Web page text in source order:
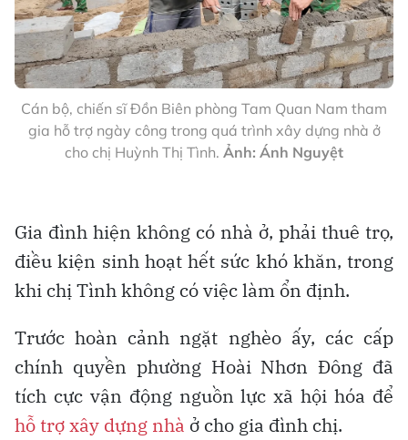
Cán bộ, chiến sĩ Đồn Biên phòng Tam Quan Nam tham
gia hỗ trợ ngày công trong quá trình xây dựng nhà ở
cho chị Huỳnh Thị Tình. Ảnh: Ánh Nguyệt
Gia đình hiện không có nhà ở, phải thuê trọ,
điều kiện sinh hoạt hết sức khó khăn, trong
khi chị Tình không có việc làm ổn định.
Trước hoàn cảnh ngặt nghèo ấy, các cấp
chính quyền phường Hoài Nhơn Đông đã
tích cực vận động nguồn lực xã hội hóa để
hỗ trợ xây dựng nhà ở cho gia đình chị.